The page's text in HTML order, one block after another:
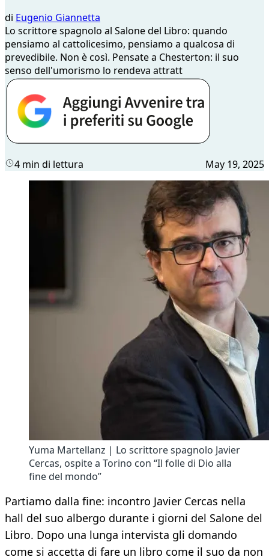
di Eugenio Giannetta
Lo scrittore spagnolo al Salone del Libro: quando
pensiamo al cattolicesimo, pensiamo a qualcosa di
prevedibile. Non è così. Pensate a Chesterton: il suo
senso dell'umorismo lo rendeva attratt
4 min di lettura May 19, 2025
Yuma Martellanz | Lo scrittore spagnolo Javier
Cercas, ospite a Torino con “Il folle di Dio alla
fine del mondo”
Partiamo dalla fine: incontro Javier Cercas nella
hall del suo albergo durante i giorni del Salone del
Libro. Dopo una lunga intervista gli domando
come si accetta di fare un libro come il suo da non